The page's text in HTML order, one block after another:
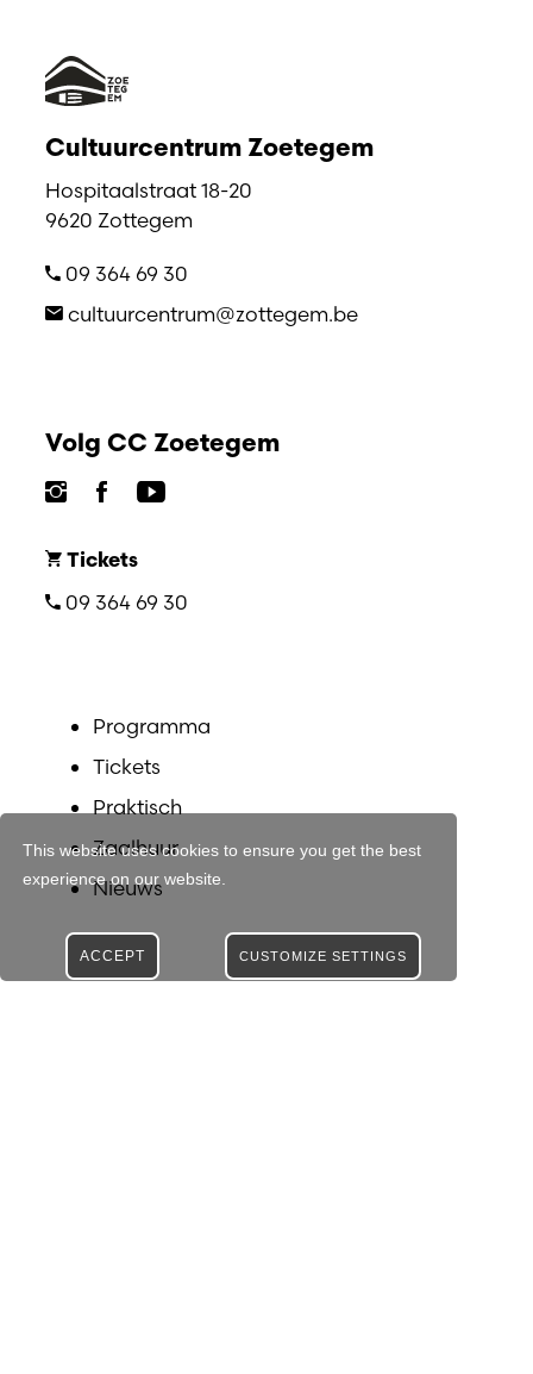
This website uses cookies to ensure you get the best
experience on our website.
CUSTOMIZE SETTINGS
ACCEPT
Cultuurcentrum Zoetegem
Hospitaalstraat 18-20
9620 Zottegem
09 364 69 30
cultuurcentrum@zottegem.be
Volg CC Zoetegem
Tickets
09 364 69 30
Programma
Tickets
Praktisch
Zaalhuur
Nieuws